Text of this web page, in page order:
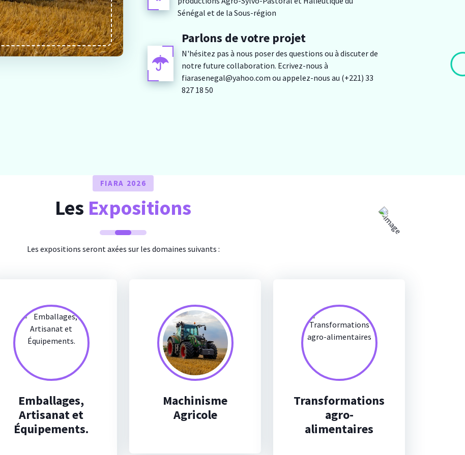
Sénégal et de la Sous-région
Parlons de votre projet
N'hésitez pas à nous poser des questions ou à discuter de
notre future collaboration. Ecrivez-nous à
fiarasenegal@yahoo.com ou appelez-nous au (+221) 33
827 18 50
FIARA 2026
Les Expositions
Les expositions seront axées sur les domaines suivants :
Emballages,
Artisanat et
Équipements.
Machinisme
Agricole
Transformations
agro-
alimentaires